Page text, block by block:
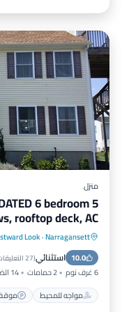
منزل
6 bedroom
rooftop deck, AC
Narragansett
·
Look
10.0 استثنائي(27 التعليقات
6 غرف نوم 2 حمامات 14 الضيوف
مواجه للمحيط
مواجه للمحيط
إطلالة على